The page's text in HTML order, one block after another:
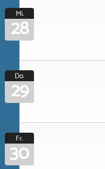
Mi.
28
Do.
29
Fr.
30